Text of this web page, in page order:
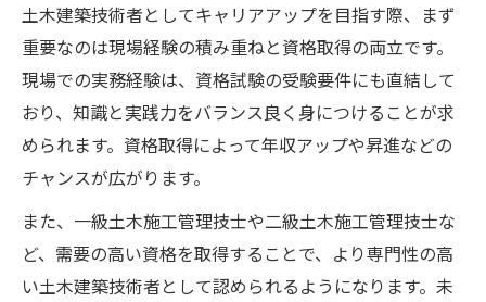
土木建築技術者としてキャリアアップを目指す際、まず
重要なのは現場経験の積み重ねと資格取得の両立です。
現場での実務経験は、資格試験の受験要件にも直結して
おり、知識と実践力をバランス良く身につけることが求
められます。資格取得によって年収アップや昇進などの
チャンスが広がります。
また、一級土木施工管理技士や二級土木施工管理技士な
ど、需要の高い資格を取得することで、より専門性の高
い土木建築技術者として認められるようになります。未